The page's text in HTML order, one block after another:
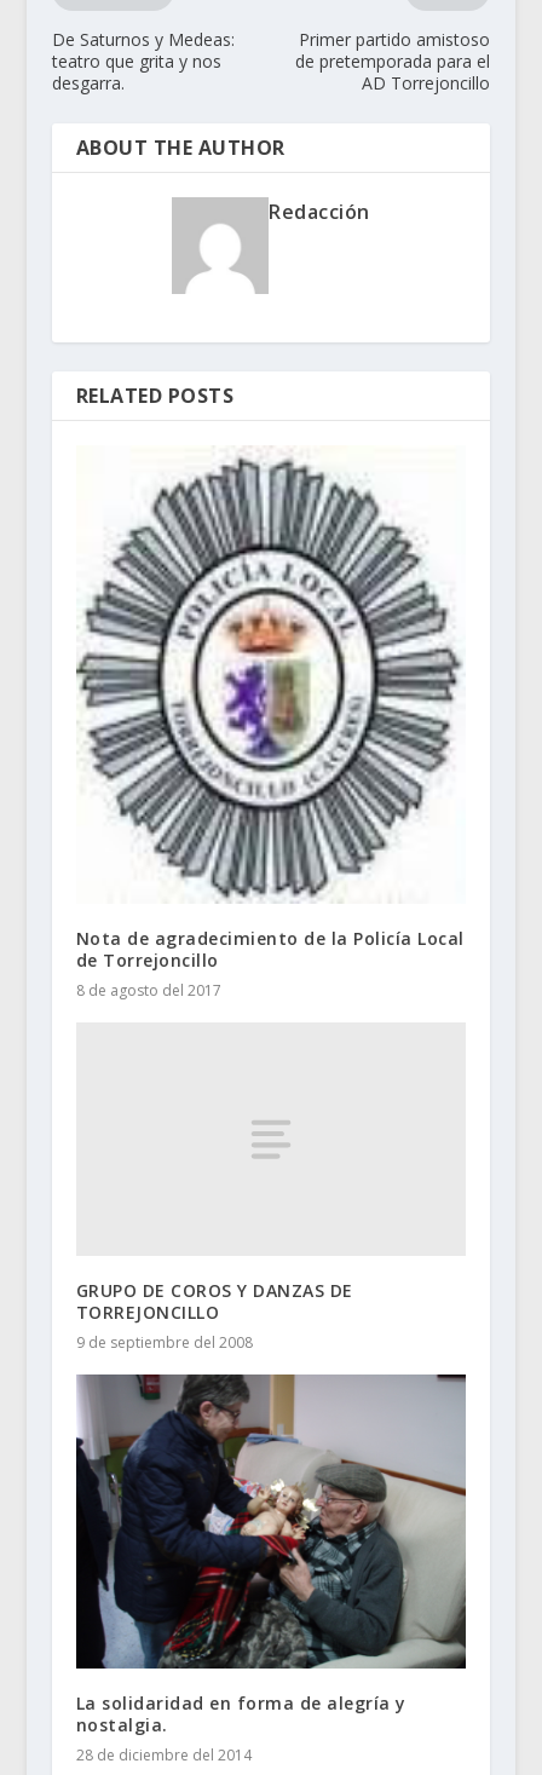
De Saturnos y Medeas:
teatro que grita y nos
desgarra.
Primer partido amistoso
de pretemporada para el
AD Torrejoncillo
ABOUT THE AUTHOR
Redacción
RELATED POSTS
Nota de agradecimiento de la Policía Local
de Torrejoncillo
8 de agosto del 2017
GRUPO DE COROS Y DANZAS DE
TORREJONCILLO
9 de septiembre del 2008
La solidaridad en forma de alegría y
nostalgia.
28 de diciembre del 2014